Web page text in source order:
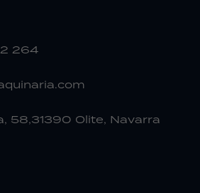
264
58,31390 Olite, Navarra